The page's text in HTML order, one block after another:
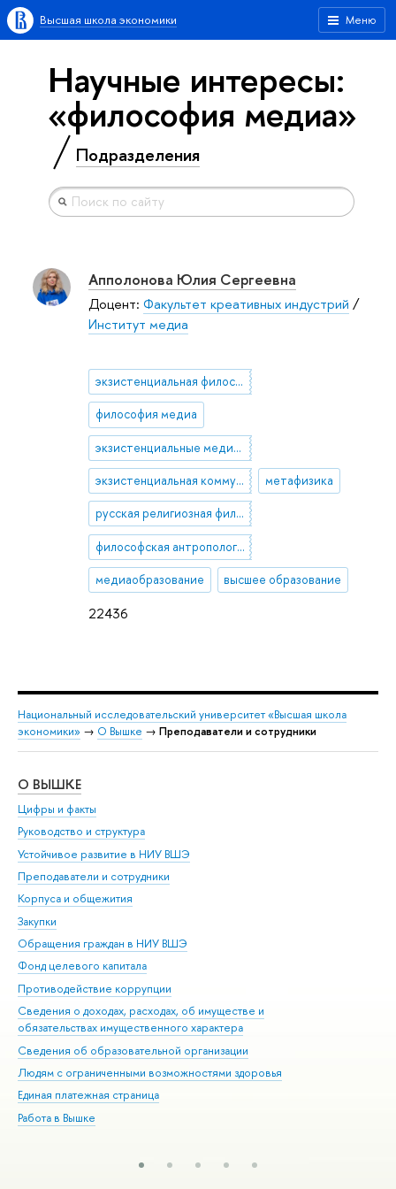
Меню
Высшая школа экономики
Научные интересы:
«философия медиа»
Подразделения
22436
Апполонова Юлия Сергеевна
Доцент: Факультет креативных индустрий /
Институт медиа
экзистенциальная философия
философия медиа
экзистенциальные медиаисследования
экзистенциальная коммуникация метафизика
русская религиозная философия
философская антропология
медиаобразование высшее образование
Национальный исследовательский университет «Высшая школа
экономики» → О Вышке → Преподаватели и сотрудники
О ВЫШКЕ
Цифры и факты
Руководство и структура
Устойчивое развитие в НИУ ВШЭ
Преподаватели и сотрудники
Корпуса и общежития
Закупки
Обращения граждан в НИУ ВШЭ
Фонд целевого капитала
Противодействие коррупции
Сведения о доходах, расходах, об имуществе и
обязательствах имущественного характера
Сведения об образовательной организации
Людям с ограниченными возможностями здоровья
Единая платежная страница
Работа в Вышке